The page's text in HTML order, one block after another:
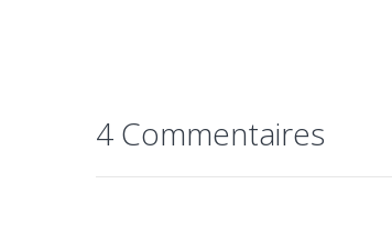
4 Commentaires